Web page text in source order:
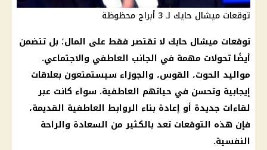
توقعات ميشال حايك لـ 3 أبراج محظوظة
توقعات ميشال حايك لا تقتصر فقط على المال؛ بل تتضمن
أيضًا تحولات مهمة في الجانب العاطفي والاجتماعي.
مواليد الحوت، القوس، والجوزاء سيستمتعون بعلاقات
إيجابية وتحسن في حياتهم العاطفية. سواء كانت عبر
لقاءات جديدة أو إعادة بناء الروابط العاطفية القديمة،
فإن هذه التوقعات تعد بالكثير من السعادة والراحة
النفسية.